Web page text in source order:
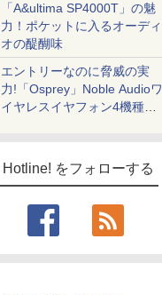
「A&ultima SP4000T」の魅
力！ポケットに入るオーディ
オの醍醐味
エントリーなのに脅威の実
力!「Osprey」Noble Audioワ
イヤレスイヤフォン4機種を
をフォローする